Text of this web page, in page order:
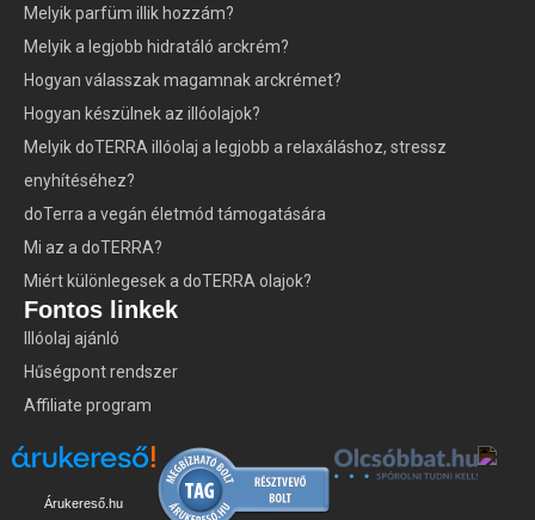
Melyik parfüm illik hozzám?
Melyik a legjobb hidratáló arckrém?
Hogyan válasszak magamnak arckrémet?
Hogyan készülnek az illóolajok?
Melyik doTERRA illóolaj a legjobb a relaxáláshoz, stressz
enyhítéséhez?
doTerra a vegán életmód támogatására
Mi az a doTERRA?
Miért különlegesek a doTERRA olajok?
Fontos linkek
Illóolaj ajánló
Hűségpont rendszer
Affiliate program
Árukereső.hu